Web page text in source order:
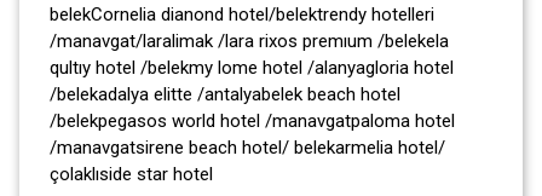
belekCornelia dianond hotel/belektrendy hotelleri
/manavgat/laralimak /lara rixos premıum /belekela
qultıy hotel /belekmy lome hotel /alanyagloria hotel
/belekadalya elitte /antalyabelek beach hotel
/belekpegasos world hotel /manavgatpaloma hotel
/manavgatsirene beach hotel/ belekarmelia hotel/
çolaklıside star hotel